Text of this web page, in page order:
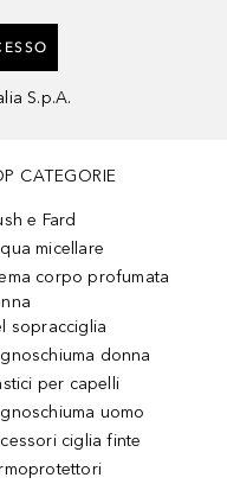
S.p.A.
CATEGORIE
e Fard
micellare
corpo profumata
sopracciglia
donna
per capelli
uomo
ciglia finte